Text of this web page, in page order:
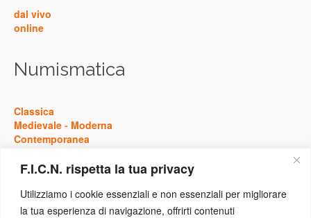
F.I.C.N. rispetta la tua privacy
Utilizziamo i cookie essenziali e non essenziali per migliorare
la tua esperienza di navigazione, offrirti contenuti
dal vivo
online
Numismatica
Classica
Medievale - Moderna
Contemporanea
Storia